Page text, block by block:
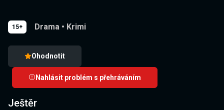
15+ Drama • Krimi
Ohodnotit
Nahlásit problém s přehráváním
Ještěr